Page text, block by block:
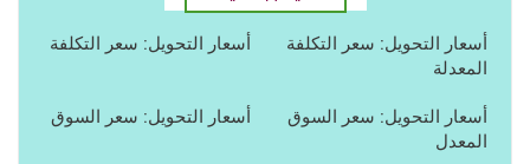
أسعار التحويل: سعر التكلفة
المعدلة
أسعار التحويل: سعر التكلفة
أسعار التحويل: سعر السوق
المعدل
أسعار التحويل: سعر السوق